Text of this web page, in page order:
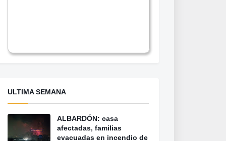
ULTIMA SEMANA
ALBARDÓN: casa
afectadas, familias
evacuadas en incendio de